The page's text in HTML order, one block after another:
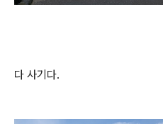
다 사기다.